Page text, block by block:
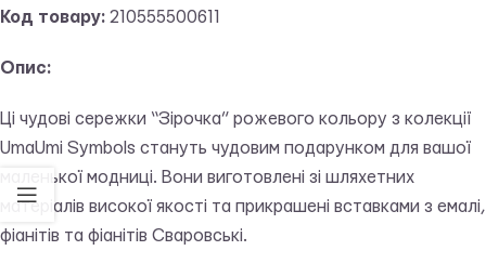
Код товару: 210555500611
Опис:
Ці чудові сережки “Зірочка” рожевого кольору з колекції
UmaUmi Symbols стануть чудовим подарунком для вашої
маленької модниці. Вони виготовлені зі шляхетних
матеріалів високої якості та прикрашені вставками з емалі,
фіанітів та фіанітів Сваровські.